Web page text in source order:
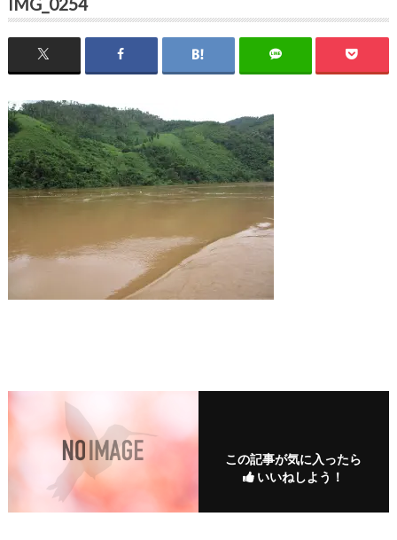
この記事が気に入ったら
いいねしよう！